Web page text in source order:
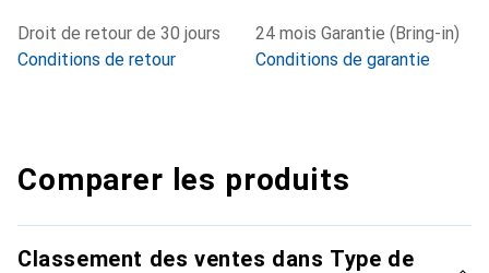
Droit de retour de 30 jours
Conditions de retour
24 mois Garantie (Bring-in)
Conditions de garantie
Comparer les produits
Classement des ventes dans Type de